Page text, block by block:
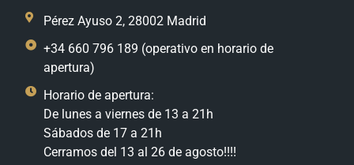
Pérez Ayuso 2, 28002 Madrid
+34 660 796 189 (operativo en horario de
apertura)
Horario de apertura:
De lunes a viernes de 13 a 21h
Sábados de 17 a 21h
Cerramos del 13 al 26 de agosto!!!!